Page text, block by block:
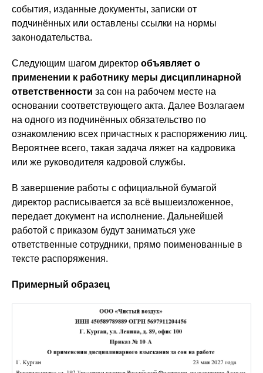
события, изданные документы, записки от
подчинённых или оставлены ссылки на нормы
законодательства.
Следующим шагом директор объявляет о
применении к работнику меры дисциплинарной
ответственности за сон на рабочем месте на
основании соответствующего акта. Далее Возлагаем
на одного из подчинённых обязательство по
ознакомлению всех причастных к распоряжению лиц.
Вероятнее всего, такая задача ляжет на кадровика
или же руководителя кадровой службы.
В завершение работы с официальной бумагой
директор расписывается за всё вышеизложенное,
передает документ на исполнение. Дальнейшей
работой с приказом будут заниматься уже
ответственные сотрудники, прямо поименованные в
тексте распоряжения.
Примерный образец